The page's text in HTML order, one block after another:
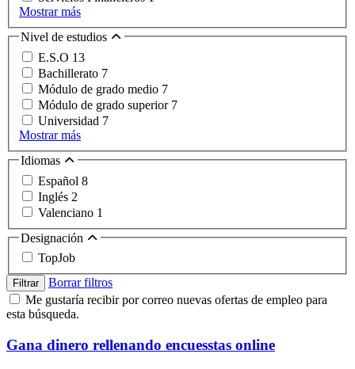
Mostrar más
Nivel de estudios
E.S.O 13
Bachillerato 7
Módulo de grado medio 7
Módulo de grado superior 7
Universidad 7
Mostrar más
Idiomas
Español 8
Inglés 2
Valenciano 1
Designación
TopJob
Filtrar
Borrar filtros
Me gustaría recibir por correo nuevas ofertas de empleo para
esta búsqueda.
Gana dinero rellenando encuesstas online